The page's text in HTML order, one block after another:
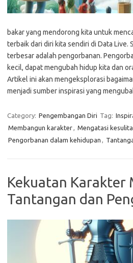
bakar yang mendorong kita untuk
terbaik dari diri kita sendiri di Data Live.
terbesar adalah pengorbanan.
kecil, dapat mengubah hidup kita dan
Artikel ini akan mengeksplorasi
menjadi sumber inspirasi yang
Category: Pengembangan Diri Tag:
Membangun karakter, Mengatasi
Pengorbanan dalam kehidupan ,
Kekuatan Karakter
Tantangan dan